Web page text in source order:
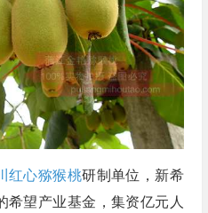
红心猕猴桃研制单位，新希
希望产业基金，集资亿元人